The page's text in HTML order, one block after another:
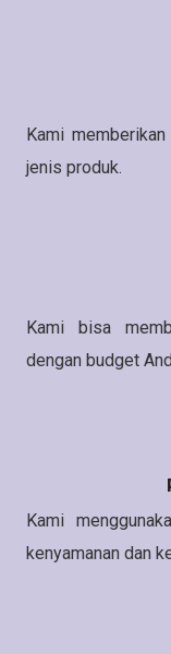
Kami
jenis produk.
Kami bisa
dengan budget
Kami
kenyamanan dan